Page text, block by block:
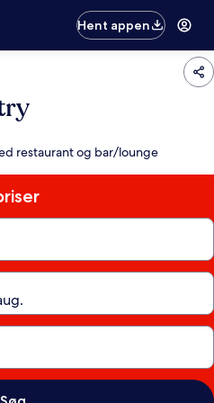
Hent appen
restaurant og bar/lounge